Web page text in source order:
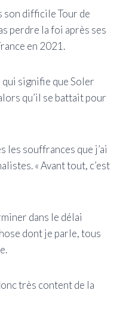
son difficile Tour de
perdre la foi après ses
en 2021.
qui signifie que Soler
qu’il se battait pour
les souffrances que j’ai
« Avant tout, c’est
dans le délai
dont je parle, tous
très content de la